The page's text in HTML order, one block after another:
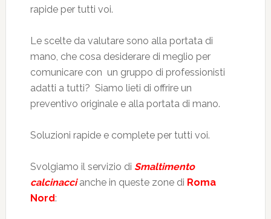
rapide per tutti voi.
Le scelte da valutare sono alla portata di
mano, che cosa desiderare di meglio per
comunicare con un gruppo di professionisti
adatti a tutti? Siamo lieti di offrire un
preventivo originale e alla portata di mano.
Soluzioni rapide e complete per tutti voi.
Svolgiamo il servizio di Smaltimento
calcinaccianche in queste zone di Roma
Nord: